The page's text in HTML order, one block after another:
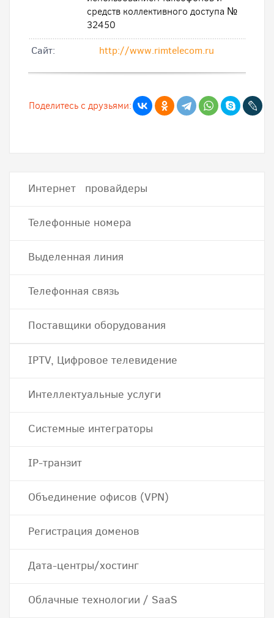
средств коллективного доступа №
32450
Cайт:
http://www.rimtelecom.ru
Поделитесь с друзьями:
Интернет провайдеры
Телефонные номера
Выделенная линия
Телефонная связь
Поставщики оборудования
IPTV, Цифровое телевидение
Интеллектуальные услуги
Системные интеграторы
IP-транзит
Объединение офисов (VPN)
Регистрация доменов
Дата-центры/хостинг
Облачные технологии / SaaS